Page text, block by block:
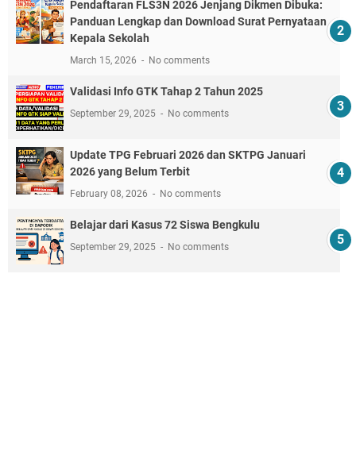
Pendaftaran FLS3N 2026 Jenjang Dikmen Dibuka:
Panduan Lengkap dan Download Surat Pernyataan
Kepala Sekolah
March 15, 2026 No comments
Validasi Info GTK Tahap 2 Tahun 2025
September 29, 2025 No comments
Update TPG Februari 2026 dan SKTPG Januari
2026 yang Belum Terbit
February 08, 2026 No comments
Belajar dari Kasus 72 Siswa Bengkulu
September 29, 2025 No comments